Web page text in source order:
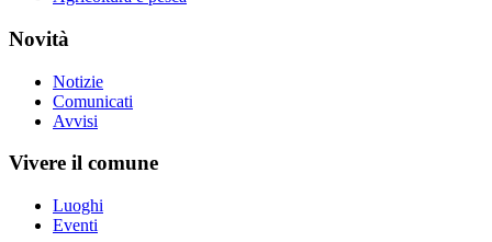
Novità
Notizie
Comunicati
Avvisi
Vivere il comune
Luoghi
Eventi